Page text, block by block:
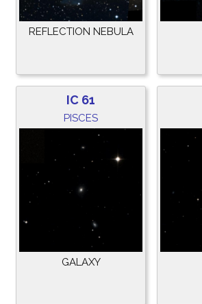
REFLECTION NEBULA
IC 61
PISCES
GALAXY